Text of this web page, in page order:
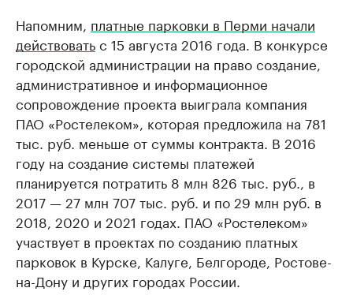
Напомним, платные парковки в Перми начали
действоватьс 15 августа 2016 года. В конкурсе
городской администрации на право создание,
административное и информационное
сопровождение проекта выиграла компания
ПАО «Ростелеком», которая предложила на 781
тыс. руб. меньше от суммы контракта. В 2016
году на создание системы платежей
планируется потратить 8 млн 826 тыс. руб., в
2017 — 27 млн 707 тыс. руб. и по 29 млн руб. в
2018, 2020 и 2021 годах. ПАО «Ростелеком»
участвует в проектах по созданию платных
парковок в Курске, Калуге, Белгороде, Ростове-
на-Дону и других городах России.